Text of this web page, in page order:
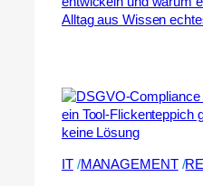
Alltag aus Wissen
IT /MANAGEMENT /